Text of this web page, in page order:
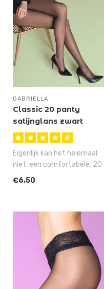
GABRIELLA
Classic 20 panty
satijnglans zwart
Eigenlijk kan het helemaal
niet: een comfortabele, 20
denier panty met een
€6,50